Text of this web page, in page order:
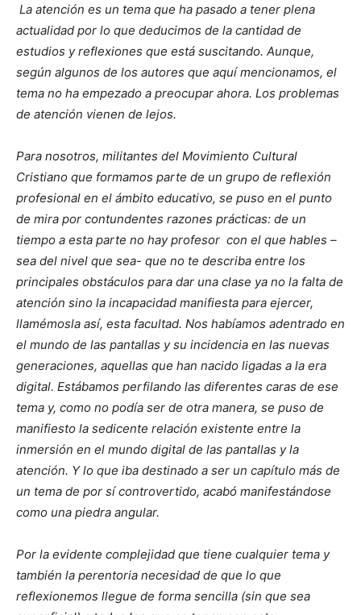
La atención es un tema que ha pasado a tener plena
actualidad por lo que deducimos de la cantidad de
estudios y reflexiones que está suscitando. Aunque,
según algunos de los autores que aquí mencionamos, el
tema no ha empezado a preocupar ahora. Los problemas
de atención vienen de lejos.
Para nosotros, militantes del Movimiento Cultural
Cristiano que formamos parte de un grupo de reflexión
profesional en el ámbito educativo, se puso en el punto
de mira por contundentes razones prácticas: de un
tiempo a esta parte no hay profesor con el que hables –
sea del nivel que sea- que no te describa entre los
principales obstáculos para dar una clase ya no la falta de
atención sino la incapacidad manifiesta para ejercer,
llamémosla así, esta facultad. Nos habíamos adentrado en
el mundo de las pantallas y su incidencia en las nuevas
generaciones, aquellas que han nacido ligadas a la era
digital. Estábamos perfilando las diferentes caras de ese
tema y, como no podía ser de otra manera, se puso de
manifiesto la sedicente relación existente entre la
inmersión en el mundo digital de las pantallas y la
atención. Y lo que iba destinado a ser un capítulo más de
un tema de por sí controvertido, acabó manifestándose
como una piedra angular.
Por la evidente complejidad que tiene cualquier tema y
también la perentoria necesidad de que lo que
reflexionemos llegue de forma sencilla (sin que sea